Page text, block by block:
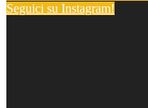
Seguici su Instagram!